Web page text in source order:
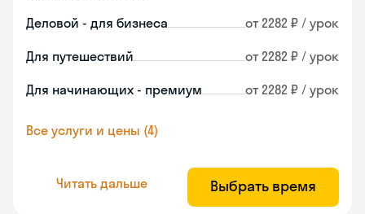
Деловой - для бизнеса от 2282 ₽ / урок
Для путешествий от 2282 ₽ / урок
Для начинающих - премиум от 2282 ₽ / урок
Все услуги и цены (4)
Читать дальше Выбрать время